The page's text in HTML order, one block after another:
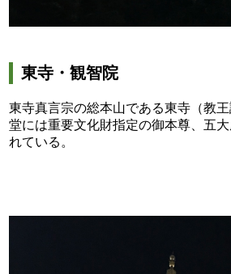
東寺・観智院
東寺真言宗の総本山である東寺（教
堂には重要文化財指定の御本尊、五
れている。